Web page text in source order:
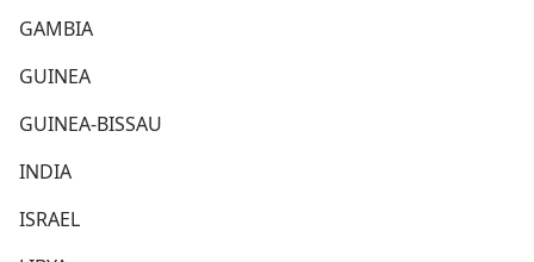
GAMBIA
GUINEA
GUINEA-BISSAU
INDIA
ISRAEL